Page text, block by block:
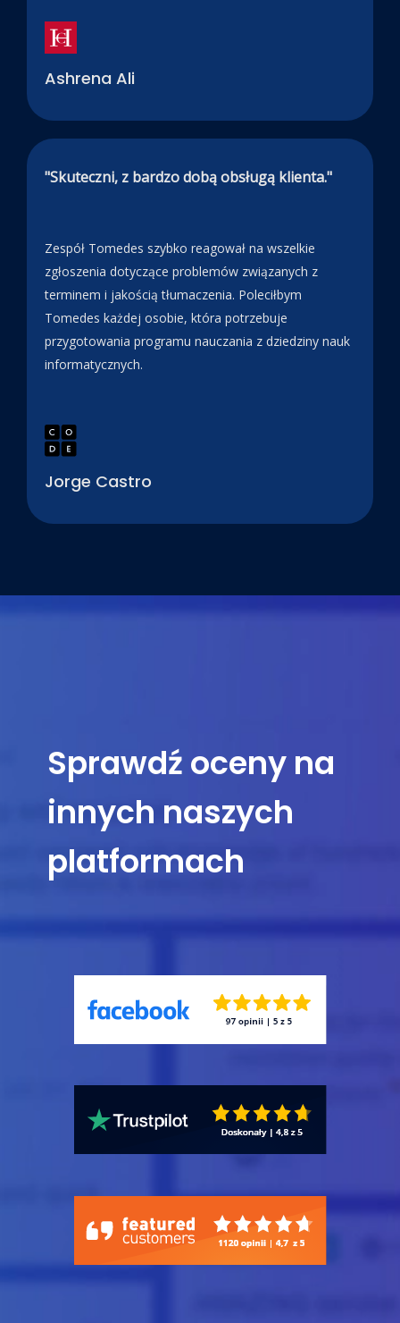
Ashrena Ali
"Skuteczni, z bardzo dobą obsługą klienta."
Zespół Tomedes szybko reagował na wszelkie
zgłoszenia dotyczące problemów związanych z
terminem i jakością tłumaczenia. Poleciłbym
Tomedes każdej osobie, która potrzebuje
przygotowania programu nauczania z dziedziny nauk
informatycznych.
Jorge Castro
Sprawdź oceny na
innych naszych
platformach